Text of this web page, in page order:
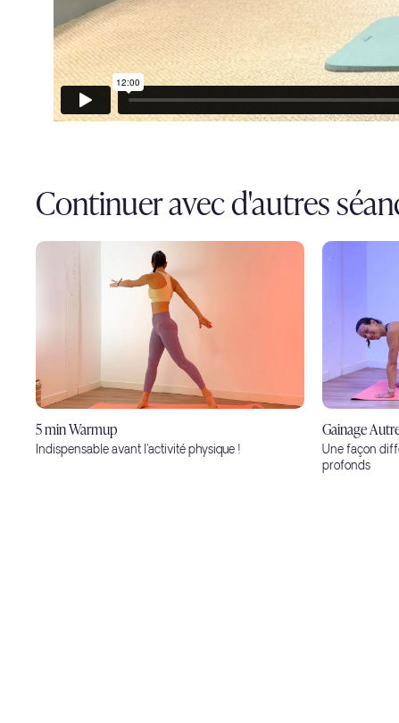
Continuer avec d'autres
5 min Warmup
Indispensable avant l'activité physique !
Gainage
Une façon
profonds